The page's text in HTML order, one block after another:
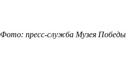
Фото: пресс-служба Музея Победы